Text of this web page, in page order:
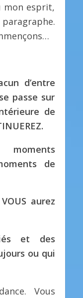
mon esprit,
d’entre
passe sur
de
de
aurez
et des
ou qui
Vous